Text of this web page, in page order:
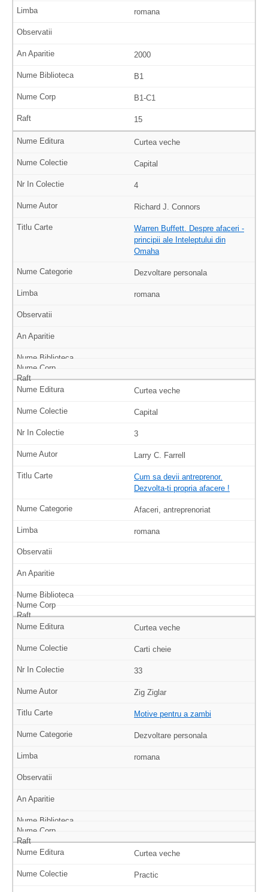
romana
2000
B1
B1-C1
15
Curtea veche
Capital
4
Richard J. Connors
Warren Buffett. Despre afaceri -
principii ale Inteleptului din
Omaha
Dezvoltare personala
romana
Curtea veche
Capital
3
Larry C. Farrell
Cum sa devii antreprenor.
Dezvolta-ti propria afacere !
Afaceri, antreprenoriat
romana
Curtea veche
Carti cheie
33
Zig Ziglar
Motive pentru a zambi
Dezvoltare personala
romana
Curtea veche
Practic